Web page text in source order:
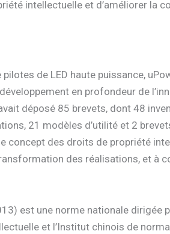
intellectuelle et d’améliorer la
de LED haute puissance,
en profondeur de
déposé 85 brevets, dont 48
21 modèles d’utilité et 2 brevets
des droits de propriété
des réalisations, et à
est une norme nationale dirigée
et l’Institut chinois de